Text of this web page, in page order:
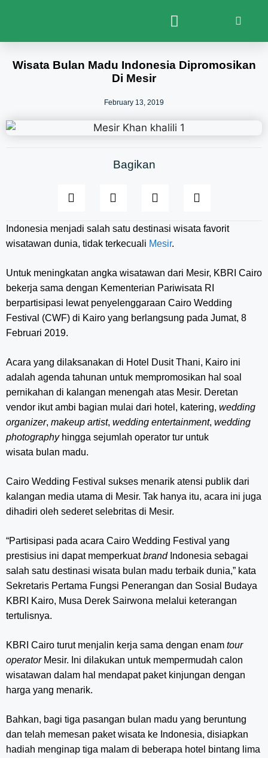
Wisata Bulan Madu Indonesia Dipromosikan
Di Mesir
February 13, 2019
Bagikan
Indonesia menjadi salah satu destinasi wisata favorit
wisatawan dunia, tidak terkecuali Mesir.
Untuk meningkatan angka wisatawan dari Mesir, KBRI Cairo
bekerja sama dengan Kementerian Pariwisata RI
berpartisipasi lewat penyelenggaraan Cairo Wedding
Festival (CWF) di Kairo yang berlangsung pada Jumat, 8
Februari 2019.
Acara yang dilaksanakan di Hotel Dusit Thani, Kairo ini
adalah agenda tahunan untuk mempromosikan hal soal
pernikahan di kalangan menengah atas Mesir. Deretan
vendor ikut ambi bagian mulai dari hotel, katering, wedding
organizer, makeup artist, wedding entertainment, wedding
photographyhingga sejumlah operator tur untuk
wisata bulan madu.
Cairo Wedding Festival sukses menarik atensi publik dari
kalangan media utama di Mesir. Tak hanya itu, acara ini juga
dihadiri oleh sederet selebritas di Mesir.
“Partisipasi pada acara Cairo Wedding Festival yang
prestisius ini dapat memperkuatbrandIndonesia sebagai
salah satu destinasi wisata bulan madu terbaik dunia,” kata
Sekretaris Pertama Fungsi Penerangan dan Sosial Budaya
KBRI Kairo, Musa Derek Sairwona melalui keterangan
tertulisnya.
KBRI Cairo turut menjalin kerja sama dengan enam tour
operatorMesir. Ini dilakukan untuk mempermudah calon
wisatawan dalam hal mendapat paket kinjungan dengan
harga yang menarik.
Bahkan, bagi tiga pasangan bulan madu yang beruntung
dan telah memesan paket wisata ke Indonesia, disiapkan
hadiah menginap tiga malam di beberapa hotel bintang lima